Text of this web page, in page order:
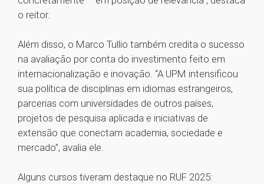
o reitor.
Além disso, o Marco Tullio também credita o sucesso
na avaliação por conta do investimento feito em
internacionalização e inovação. “A UPM intensificou
sua política de disciplinas em idiomas estrangeiros,
parcerias com universidades de outros países,
projetos de pesquisa aplicada e iniciativas de
extensão que conectam academia, sociedade e
mercado”, avalia ele.
Alguns cursos tiveram destaque no RUF 2025: